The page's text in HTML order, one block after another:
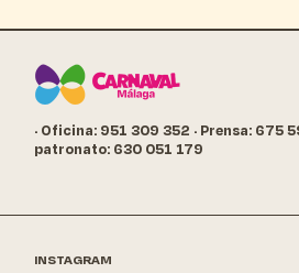
· Oficina: 951 309 352 · Prensa: 675
patronato: 630 051 179
INSTAGRAM